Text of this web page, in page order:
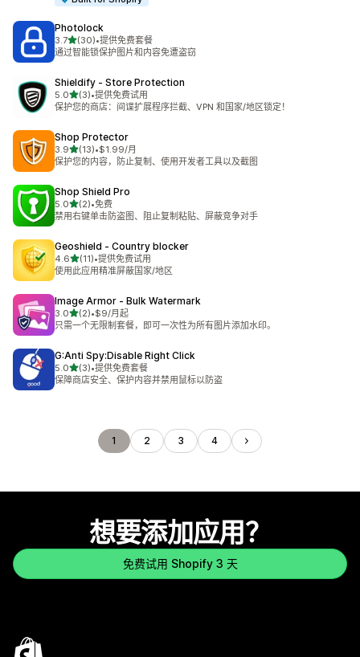
Photolock
3.7星（满分 5 星）
(30)
总共 30 条评论
•提供免费套餐
通过智能锁保护图片和内容免遭盗窃
Shieldify ‑ Store Protection
5.0星（满分 5 星）
(3)
总共 3 条评论
•提供免费试用
保护您的商店：间谍扩展程序拦截、VPN 和国家/地区锁定！
Shop Protector
3.9星（满分 5 星）
(13)
总共 13 条评论
•$1.99/月
保护您的内容，防止复制、使用开发者工具以及截图
Shop Shield Pro
5.0星（满分 5 星）
(2)
总共 2 条评论
•免费
禁用右键单击防盗图、阻止复制粘贴、屏蔽竞争对手
Geoshield ‑ Country blocker
4.6星（满分 5 星）
(11)
总共 11 条评论
•提供免费试用
使用此应用精准屏蔽国家/地区
Image Armor ‑ Bulk Watermark
3.0星（满分 5 星）
(2)
总共 2 条评论
•$9/月起
只需一个无限制套餐，即可一次性为所有图片添加水印。
G:Anti Spy:Disable Right Click
5.0星（满分 5 星）
(3)
总共 3 条评论
•提供免费套餐
保障商店安全、保护内容并禁用鼠标以防盗
1 2 3 4
想要添加应用？
免费试用 Shopify 3 天